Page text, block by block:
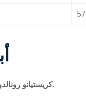
57
كريستيانوماكينة الأهداف للنصر وأخطر لاعبيه في منطقة الجزاء.